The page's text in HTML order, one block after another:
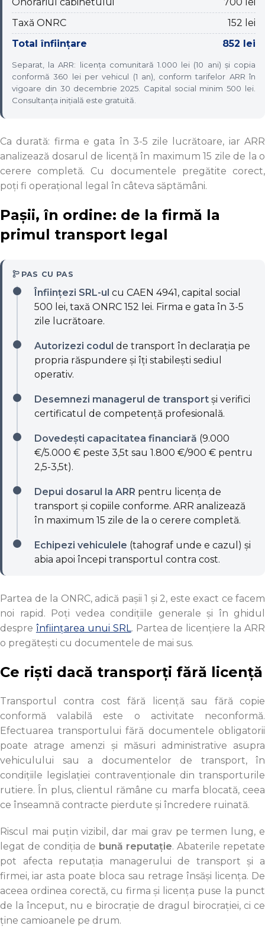
Taxă ONRC
152 lei
Total înființare
852 lei
Separat, la ARR: licența comunitară 1.000 lei (10 ani) și copia
conformă 360 lei per vehicul (1 an), conform tarifelor ARR în
vigoare din 30 decembrie 2025. Capital social minim 500 lei.
Consultanța inițială este gratuită.
Ca durată: firma e gata în 3-5 zile lucrătoare, iar ARR
analizează dosarul de licență în maximum 15 zile de la o
cerere completă. Cu documentele pregătite corect,
poți fi operațional legal în câteva săptămâni.
Pașii, în ordine: de la firmă la
primul transport legal
PAS CU PAS
Înființezi SRL-ul cu CAEN 4941, capital social
500 lei, taxă ONRC 152 lei. Firma e gata în 3-5
zile lucrătoare.
Autorizezi codul de transport în declarația pe
propria răspundere și îți stabilești sediul
operativ.
Desemnezi managerul de transport și verifici
certificatul de competență profesională.
Dovedești capacitatea financiară (9.000
€/5.000 € peste 3,5t sau 1.800 €/900 € pentru
2,5-3,5t).
Depui dosarul la ARR pentru licența de
transport și copiile conforme. ARR analizează
în maximum 15 zile de la o cerere completă.
Echipezi vehiculele (tahograf unde e cazul) și
abia apoi începi transportul contra cost.
Partea de la ONRC, adică pașii 1 și 2, este exact ce facem
noi rapid. Poți vedea condițiile generale și în ghidul
despre înființarea unui SRL . Partea de licențiere la ARR
o pregătești cu documentele de mai sus.
Ce riști dacă transporți fără licență
Transportul contra cost fără licență sau fără copie
conformă valabilă este o activitate neconformă.
Efectuarea transportului fără documentele obligatorii
poate atrage amenzi și măsuri administrative asupra
vehiculului sau a documentelor de transport, în
condițiile legislației contravenționale din transporturile
rutiere. În plus, clientul rămâne cu marfa blocată, ceea
ce înseamnă contracte pierdute și încredere ruinată.
Riscul mai puțin vizibil, dar mai grav pe termen lung, e
legat de condiția de bună reputație. Abaterile repetate
pot afecta reputația managerului de transport și a
firmei, iar asta poate bloca sau retrage însăși licența. De
aceea ordinea corectă, cu firma și licența puse la punct
de la început, nu e birocrație de dragul birocrației, ci ce
ține camioanele pe drum.